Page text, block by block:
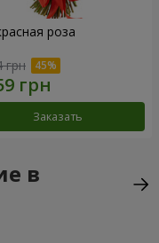
роза
грн
Заказать
в